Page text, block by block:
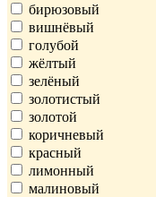
бирюзовый
вишнёвый
голубой
жёлтый
зелёный
золотистый
золотой
коричневый
красный
лимонный
малиновый